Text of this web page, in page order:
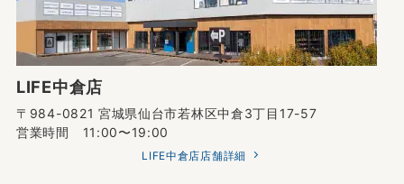
LIFE中倉店
〒984-0821 宮城県仙台市若林区中倉3丁目17-57
営業時間 11:00〜19:00
LIFE中倉店店舗詳細